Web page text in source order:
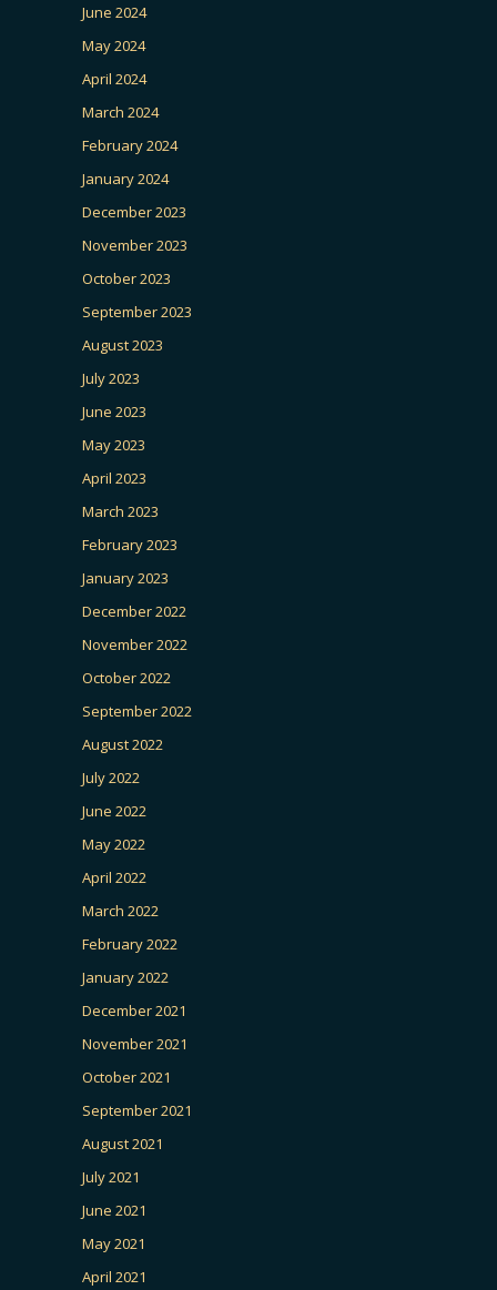
June 2024
May 2024
April 2024
March 2024
February 2024
January 2024
December 2023
November 2023
October 2023
September 2023
August 2023
July 2023
June 2023
May 2023
April 2023
March 2023
February 2023
January 2023
December 2022
November 2022
October 2022
September 2022
August 2022
July 2022
June 2022
May 2022
April 2022
March 2022
February 2022
January 2022
December 2021
November 2021
October 2021
September 2021
August 2021
July 2021
June 2021
May 2021
April 2021